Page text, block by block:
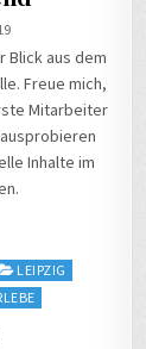
Blick aus dem
Freue mich,
Mitarbeiter
Inhalte im
LEIPZIG